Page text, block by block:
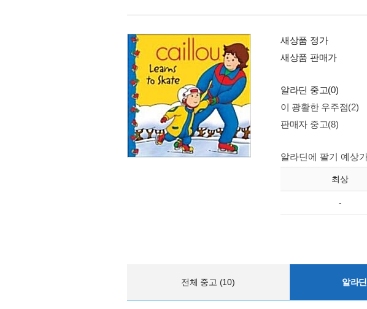
새상품 정가
새상품 판매가
알라딘 중고(0)
이 광활한 우주점(2)
판매자 중고(8)
알라딘에 팔기 예상
최상
-
전체 중고 (10) 알라